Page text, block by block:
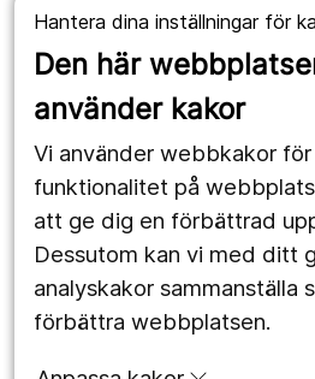
Hantera dina inställningar för
Den här
använder kakor
Vi använder webbkakor
funktionalitet på
att ge dig en förbättrad
Dessutom kan vi med ditt
analyskakor sammanställa
förbättra webbplatsen.
1177.se
Länstrafiken
Utveckling
Följ oss
Facebook